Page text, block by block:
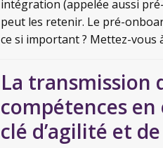
intégration (appelée aussi
peut les retenir. Le pré-
ce si important ? Mettez-vous
La transmission
compétences
clé d’agilité et